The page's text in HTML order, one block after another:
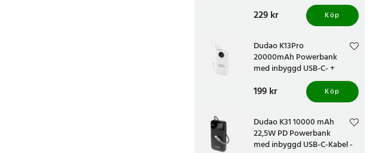
Pris:229 kr
229 kr Köp
Dudao K13Pro
20000mAh Powerbank
med inbyggd USB-C- +
Lightningkabel - Vit
Pris :199 kr
199 kr Köp
Dudao K31 10000 mAh
22,5W PD Powerbank
med inbyggd USB-C-Kabel -